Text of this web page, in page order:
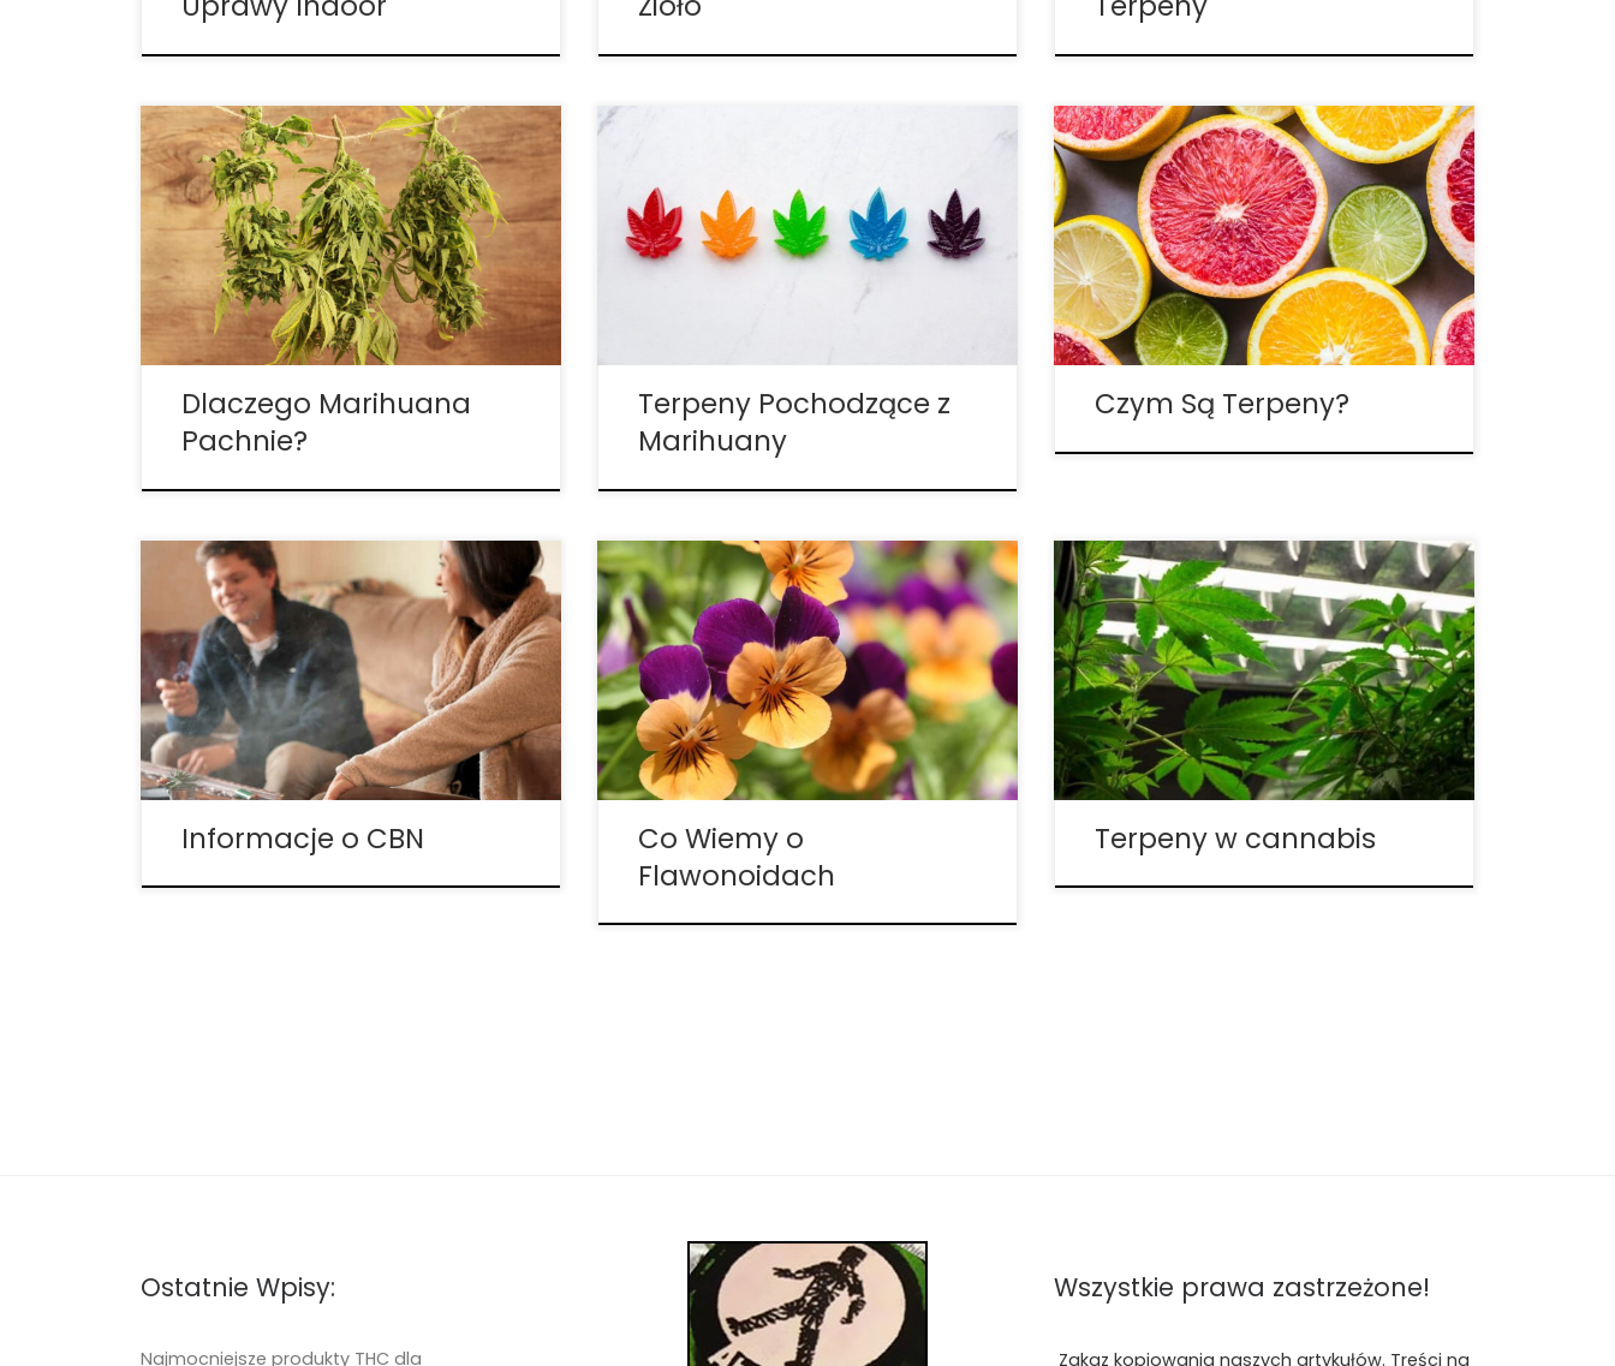
Dlaczego rośliny marihuany tak mocno
pachną? Zapach marihuany albo się
kocha albo nienawidzi. Jako hodowca
możesz się zastanawiać, kiedy twoje
rośliny zaczną pachnieć, aby zapobiec
przedostawaniu się tego zapachu do
niechcianych nozdrzy. Jak pachnie roślina
marihuany? Ze względu na to, […]
Dlaczego Marihuana
Pachnie?
interesujesz się marihuaną,
prawdopodobnie zauważyłeś, że w
dzisiejszych czasach wszyscy mówią o
terpenach. Nadają różnym szczepom ich
Terpeny Pochodzące z
Marihuany
Konopie indyjskie to złożona roślina z
ponad 400 jednostkami chemicznymi, z
których ponad 60 to związki
kannabinoidowe. Czytaj dalej, aby odkryć
badania i wyjaśnienia dotyczące
niektórych z najczęściej występujących
terpenów w cannabis. Terpeny to związki
organiczne, które wzmacniają „haj”,
Czym Są Terpeny?
Jak być może wiesz, działanie konopi
indyjskich jest wynikiem znacznie większej
ilości substancji niż tylko THC i CBD. Istnieje
wiele kannabinoidów i terpenów, które
współpracują ze sobą, tworząc „haj” z
konopi, który wielu ludzi zna i kocha. Dzisiaj
skupimy się […]
Informacje o CBN
Czym są flawonoidy i czym różnią się od
terpenów? Biorąc pod uwagę, że w
konopiach znajduje się ponad 200
znanych związków – każdy potencjalnie
wpływa zarówno na ogólne fizyczne, jak i
psychoaktywne działanie rośliny – jest
zrozumiałe, że przeciętny konsument […]
Co Wiemy o
Flawonoidach
Terpeny w cannabis to nic innego jak
aromatyczne oleje znajdująca się w
marihuanie. Ze względu na to, że różne
odmiany cannabis posiadają różne
terpeny, wykazują one wyjątkowe
substancje zapachowe – od sera po
ananasa, aż po zapach naprawdę
śmierdzący. THC […]
Terpeny w cannabis
Ostatnie Wpisy:
Najmocniejsze produkty THC dla
Wszystkie prawa zastrzeżone!
Zakaz kopiowania naszych artykułów. Treści na